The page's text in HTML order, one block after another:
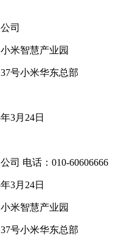
司
米智慧产业园
号小米华东总部
3月24日
司 电话：010-60606666
3月24日
米智慧产业园
号小米华东总部